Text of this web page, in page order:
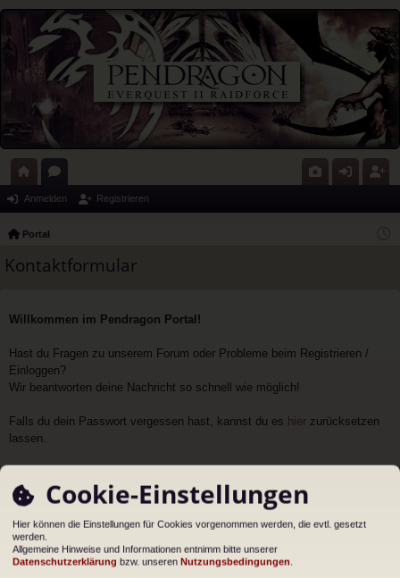
ort or
Anmelden Registrieren
Portal
Kontaktformular
Willkommen im Pendragon Portal!
Hast du Fragen zu unserem Forum oder Probleme beim Registrieren /
Einloggen?
Wir beantworten deine Nachricht so schnell wie möglich!
Falls du dein Passwort vergessen hast, kannst du es hier zurücksetzen
lassen.
Dein Name:
Deine E-Mail-Adresse:
Bitte trage eine gültige E-Mail-Adresse ein, damit wir dich kontaktieren können.
Cookie-Einstellungen
Hier können die Einstellungen für Cookies vorgenommen werden, die evtl. gesetzt
werden.
Allgemeine Hinweise und Informationen entnimm bitte unserer
Datenschutzerklärung bzw. unseren Nutzungsbedingungen.